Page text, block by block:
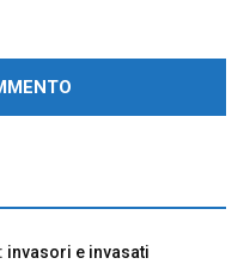
invasori e invasati